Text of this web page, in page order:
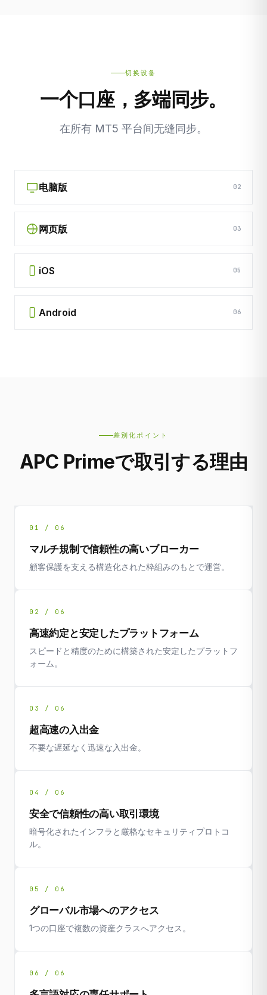
切换设备
一个口座，多端同步。
在所有 MT5 平台间无缝同步。
电脑版 02
网页版 03
iOS 05
Android 06
差別化ポイント
APC Primeで取引する理由
01 / 06
マルチ規制で信頼性の高いブローカー
顧客保護を支える構造化された枠組みのもとで運営。
02 / 06
高速約定と安定したプラットフォーム
スピードと精度のために構築された安定したプラットフ
ォーム。
03 / 06
超高速の入出金
不要な遅延なく迅速な入出金。
04 / 06
安全で信頼性の高い取引環境
暗号化されたインフラと厳格なセキュリティプロトコ
ル。
05 / 06
グローバル市場へのアクセス
1つの口座で複数の資産クラスへアクセス。
06 / 06